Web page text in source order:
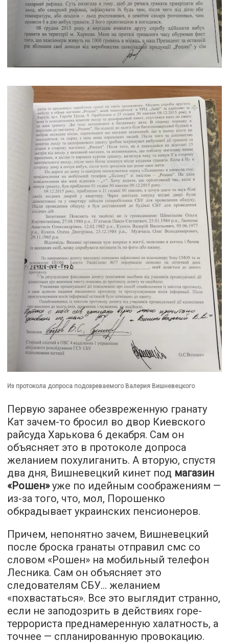
Из протокола допроса подозреваемого Валерия Вишневецкого
Первую заранее обезвреженную гранату
Кат зачем-то бросил во двор Киевского
райсуда Харькова 6 декабря. Сам он
объясняет это в протоколе допроса
желанием похулиганить. А вторую, спустя
два дня, Вишневецкий кинет под магазин
«Рошен»уже по идейным соображениям —
из-за того, что, мол, Порошенко
обкрадывает украинских пенсионеров.
Причем, непонятно зачем, Вишневецкий
после броска гранаты отправил смс со
словом «Рошен» на мобильный телефон
Лесника. Сам он объясняет это
следователям СБУ... желанием
«похвастаться». Все это выглядит странно,
если не заподозрить в действиях горе-
террориста преднамеренную халатность, а
точнее — спланированную провокацию.